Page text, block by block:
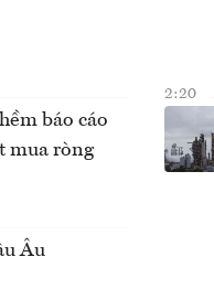
báo cáo
mua ròng
2:20
Âu